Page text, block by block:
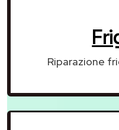
Riparazione